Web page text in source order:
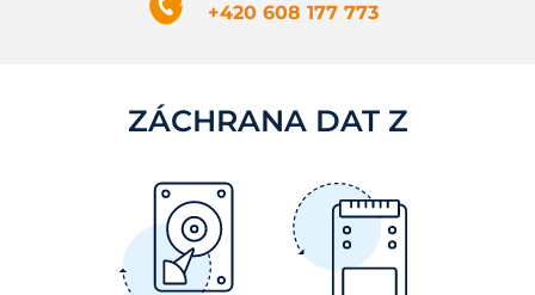
+420 608 177 773
ZÁCHRANA DAT Z